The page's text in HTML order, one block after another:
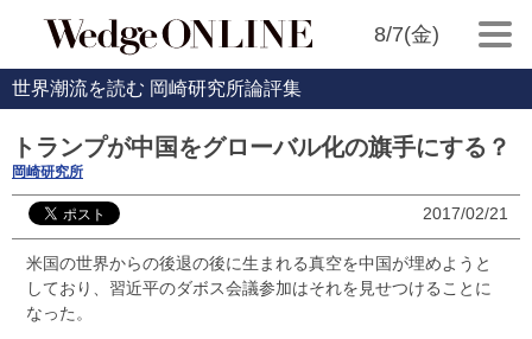
8/7(金)
世界潮流を読む 岡崎研究所論評集
トランプが中国をグローバル化の旗手にする？
岡崎研究所
2017/02/21
米国の世界からの後退の後に生まれる真空を中国が埋めようと
しており、習近平のダボス会議参加はそれを見せつけることに
なった。